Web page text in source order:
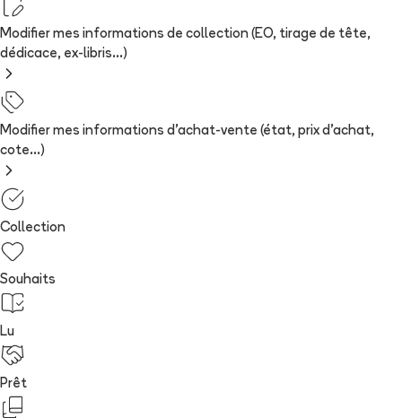
Modifier mes informations de collection (EO, tirage de tête,
dédicace, ex-libris...)
Modifier mes informations d'achat-vente (état, prix d'achat,
cote...)
Collection
Souhaits
Lu
Prêt